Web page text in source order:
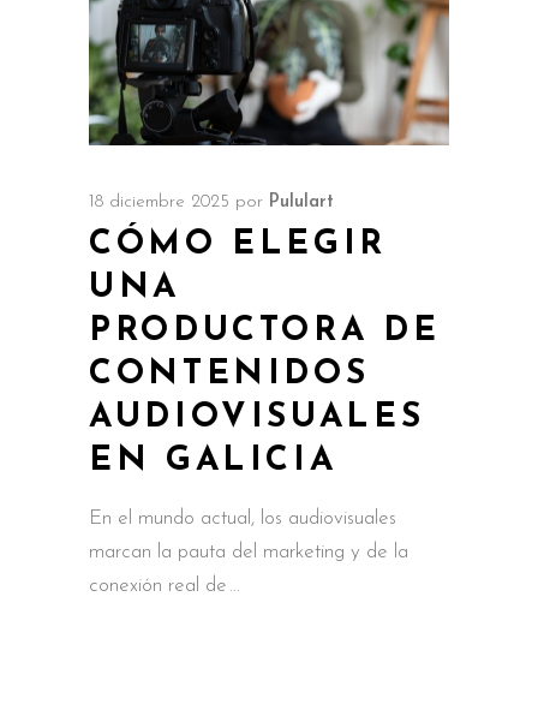
18 diciembre 2025 por Pululart
CÓMO ELEGIR
UNA
PRODUCTORA DE
CONTENIDOS
AUDIOVISUALES
EN GALICIA
En el mundo actual, los audiovisuales
marcan la pauta del marketing y de la
conexión real de